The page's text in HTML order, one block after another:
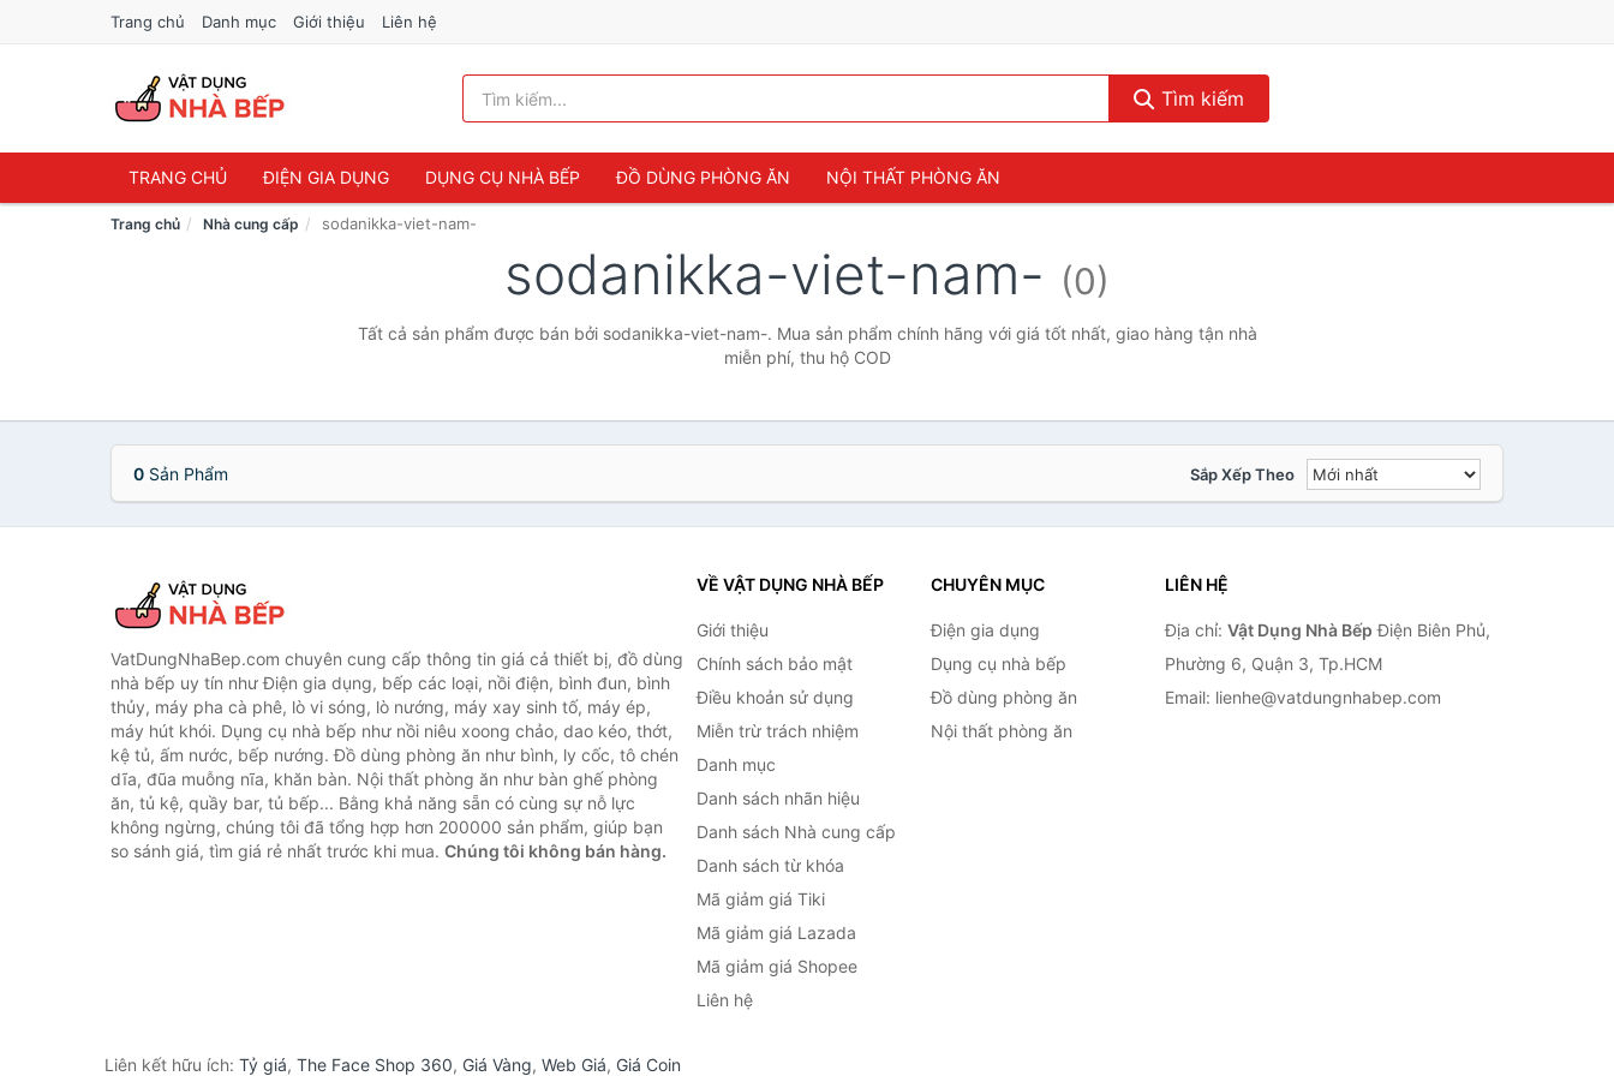
Trang chủ Danh mục Giới thiệu Liên hệ
Tìm kiếm
TRANG CHỦ ĐIỆN GIA DỤNG DỤNG CỤ NHÀ BẾP ĐỒ DÙNG PHÒNG ĂN NỘI THẤT PHÒNG ĂN
Trang chủ Nhà cung cấp sodanikka-viet-nam-
sodanikka-viet-nam- (0)
Tất cả sản phẩm được bán bởi sodanikka-viet-nam-. Mua sản phẩm chính hãng với giá tốt nhất, giao hàng tận nhà
miễn phí, thu hộ COD
0 Sản Phẩm Sắp Xếp Theo
VatDungNhaBep.com chuyên cung cấp thông tin giá cả thiết bị, đồ dùng
nhà bếp uy tín như Điện gia dụng, bếp các loại, nồi điện, bình đun, bình
thủy, máy pha cà phê, lò vi sóng, lò nướng, máy xay sinh tố, máy ép,
máy hút khói. Dụng cụ nhà bếp như nồi niêu xoong chảo, dao kéo, thớt,
kệ tủ, ấm nước, bếp nướng. Đồ dùng phòng ăn như bình, ly cốc, tô chén
dĩa, đũa muỗng nĩa, khăn bàn. Nội thất phòng ăn như bàn ghế phòng
ăn, tủ kệ, quầy bar, tủ bếp... Bằng khả năng sẵn có cùng sự nỗ lực
không ngừng, chúng tôi đã tổng hợp hơn 200000 sản phẩm, giúp bạn
so sánh giá, tìm giá rẻ nhất trước khi mua. Chúng tôi không bán hàng.
VỀ VẬT DỤNG NHÀ BẾP
Giới thiệu
Chính sách bảo mật
Điều khoản sử dụng
Miễn trừ trách nhiệm
Danh mục
Danh sách nhãn hiệu
Danh sách Nhà cung cấp
Danh sách từ khóa
Mã giảm giá Tiki
Mã giảm giá Lazada
Mã giảm giá Shopee
Liên hệ
CHUYÊN MỤC
Điện gia dụng
Dụng cụ nhà bếp
Đồ dùng phòng ăn
Nội thất phòng ăn
LIÊN HỆ
Địa chỉ: Vật Dụng Nhà Bếp Điện Biên Phủ,
Phường 6, Quận 3, Tp.HCM
Email: lienhe@vatdungnhabep.com
Liên kết hữu ích: Tỷ giá, The Face Shop 360, Giá Vàng, Web Giá, Giá Coin